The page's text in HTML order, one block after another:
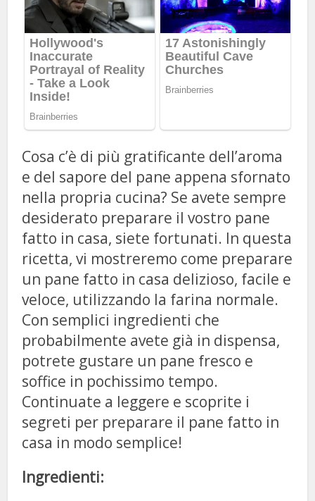
Cosa c’è di più gratificante dell’aroma
e del sapore del pane appena sfornato
nella propria cucina? Se avete sempre
desiderato preparare il vostro pane
fatto in casa, siete fortunati. In questa
ricetta, vi mostreremo come preparare
un pane fatto in casa delizioso, facile e
veloce, utilizzando la farina normale.
Con semplici ingredienti che
probabilmente avete già in dispensa,
potrete gustare un pane fresco e
soffice in pochissimo tempo.
Continuate a leggere e scoprite i
segreti per preparare il pane fatto in
casa in modo semplice!
Ingredienti: